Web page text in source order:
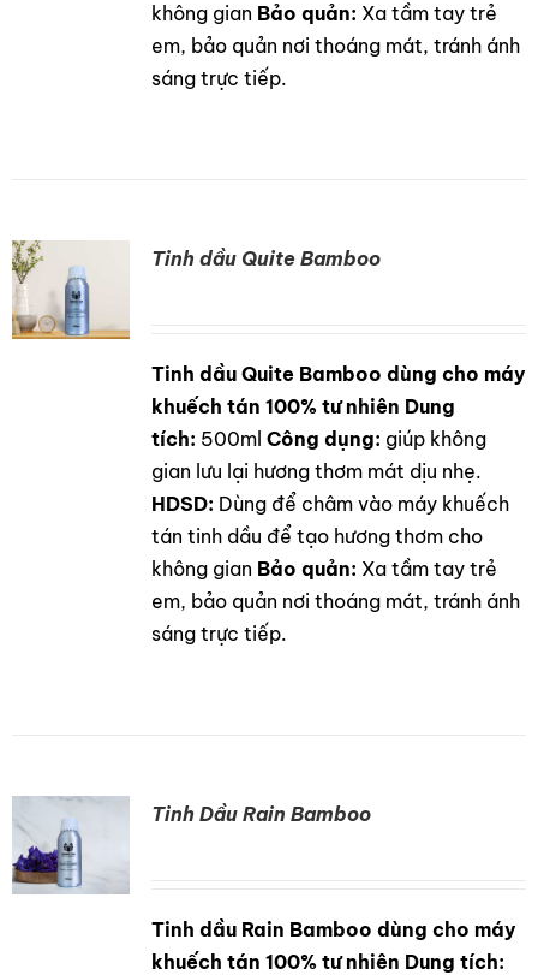
không gian Bảo quản: Xa tầm tay trẻ
em, bảo quản nơi thoáng mát, tránh ánh
sáng trực tiếp.
Tinh dầu Quite Bamboo
Tinh dầu Quite Bamboo dùng cho máy
khuếch tán 100% tư nhiên Dung
tích: 500ml Công dụng: giúp không
gian lưu lại hương thơm mát dịu nhẹ.
HDSD: Dùng để châm vào máy khuếch
tán tinh dầu để tạo hương thơm cho
không gian Bảo quản: Xa tầm tay trẻ
em, bảo quản nơi thoáng mát, tránh ánh
sáng trực tiếp.
Tinh Dầu Rain Bamboo
Tinh dầu Rain Bamboo dùng cho máy
khuếch tán 100% tư nhiên Dung tích: